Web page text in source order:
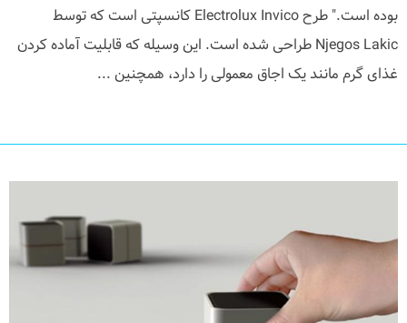
بوده است." طرح Electrolux Invico کانسپتی است که توسط
Njegos Lakic طراحی شده است. این وسیله که قابلیت آماده کردن
غذای گرم مانند یک اجاق معمولی را دارد، همچنین ...